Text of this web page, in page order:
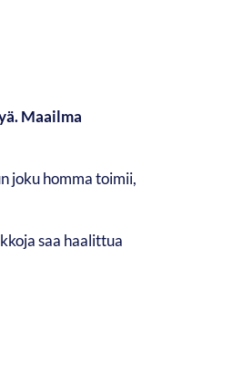
Maailma
joku homma toimii,
saa haalittua